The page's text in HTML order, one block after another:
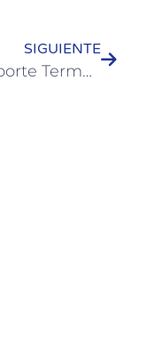
SIGUIENTE
El Palmar se suma al Pasaporte Termal de la Microrregión “Tierra de Palmares”